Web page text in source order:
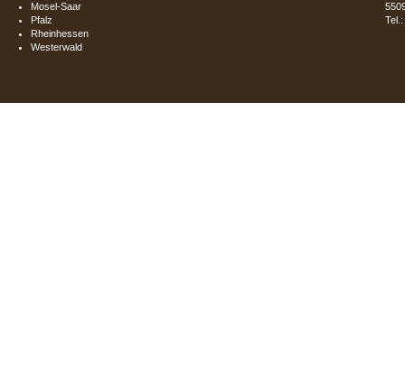
Mosel-Saar
Pfalz
Rheinhessen
Westerwald